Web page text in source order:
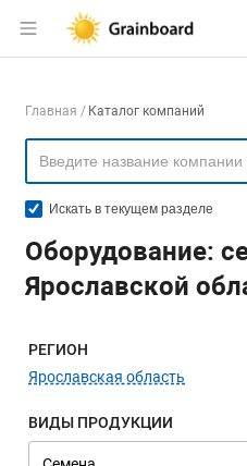
Раздел навигации
Навигация по
Главная Каталог компаний
Искать в текущем разделе
Оборудование:
Ярославской
Меню навигации
РЕГИОН
Ярославская область
ВИДЫ ПРОДУКЦИИ